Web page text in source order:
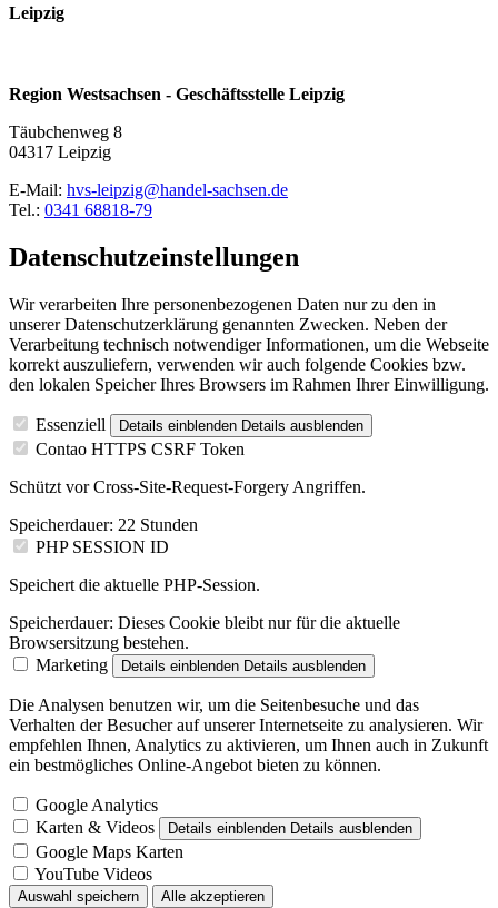
Leipzig
Region Westsachsen - Geschäftsstelle Leipzig
Täubchenweg 8
04317 Leipzig
E-Mail: hvs-leipzig@handel-sachsen.de
Tel.: 0341 68818-79
Datenschutzeinstellungen
Wir verarbeiten Ihre personenbezogenen Daten nur zu den in
unserer Datenschutzerklärung genannten Zwecken. Neben der
Verarbeitung technisch notwendiger Informationen, um die Webseite
korrekt auszuliefern, verwenden wir auch folgende Cookies bzw.
den lokalen Speicher Ihres Browsers im Rahmen Ihrer Einwilligung.
Essenziell Details einblenden Details ausblenden
Contao HTTPS CSRF Token
Schützt vor Cross-Site-Request-Forgery Angriffen.
Speicherdauer: 22 Stunden
PHP SESSION ID
Speichert die aktuelle PHP-Session.
Speicherdauer: Dieses Cookie bleibt nur für die aktuelle
Browsersitzung bestehen.
Marketing
Details einblenden Details ausblenden
Die Analysen benutzen wir, um die Seitenbesuche und das
Verhalten der Besucher auf unserer Internetseite zu analysieren. Wir
empfehlen Ihnen, Analytics zu aktivieren, um Ihnen auch in Zukunft
ein bestmögliches Online-Angebot bieten zu können.
Google Analytics
Karten & Videos
Details einblenden Details ausblenden
Google Maps Karten
YouTube Videos
Auswahl speichern Alle akzeptieren